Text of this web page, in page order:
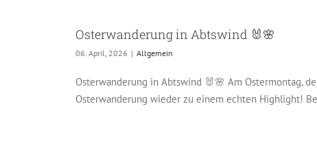
Osterwanderung in Abtswind 🐰🌸
06. April, 2026 | Allgemein
Osterwanderung in Abtswind 🐰🌸 Am Ostermontag,
Osterwanderung wieder zu einem echten Highlight!